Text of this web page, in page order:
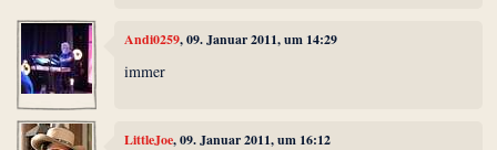
Andi0259, 09. Januar 2011, um 14:29
immer
LittleJoe, 09. Januar 2011, um 16:12